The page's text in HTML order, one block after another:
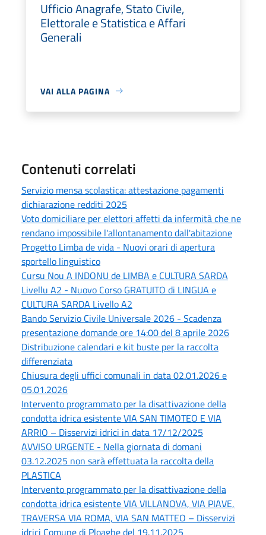
Ufficio Anagrafe, Stato Civile,
Elettorale e Statistica e Affari
Generali
VAI ALLA PAGINA
Contenuti correlati
Servizio mensa scolastica: attestazione pagamenti
dichiarazione redditi 2025
Voto domiciliare per elettori affetti da infermità che ne
rendano impossibile l'allontanamento dall'abitazione
Progetto Limba de vida - Nuovi orari di apertura
sportello linguistico
Cursu Nou A INDONU de LIMBA e CULTURA SARDA
Livellu A2 - Nuovo Corso GRATUITO di LINGUA e
CULTURA SARDA Livello A2
Bando Servizio Civile Universale 2026 - Scadenza
presentazione domande ore 14:00 del 8 aprile 2026
Distribuzione calendari e kit buste per la raccolta
differenziata
Chiusura degli uffici comunali in data 02.01.2026 e
05.01.2026
Intervento programmato per la disattivazione della
condotta idrica esistente VIA SAN TIMOTEO E VIA
ARRIO – Disservizi idrici in data 17/12/2025
AVVISO URGENTE - Nella giornata di domani
03.12.2025 non sarà effettuata la raccolta della
PLASTICA
Intervento programmato per la disattivazione della
condotta idrica esistente VIA VILLANOVA, VIA PIAVE,
TRAVERSA VIA ROMA, VIA SAN MATTEO – Disservizi
idrici Comune di Ploaghe del 19.11.2025